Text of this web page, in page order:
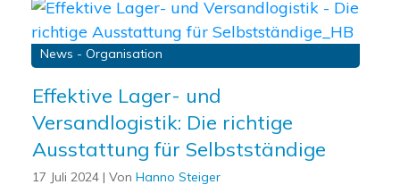
News - Organisation
Effektive Lager- und
Versandlogistik: Die richtige
Ausstattung für Selbstständige
17 Juli 2024 | Von Hanno Steiger